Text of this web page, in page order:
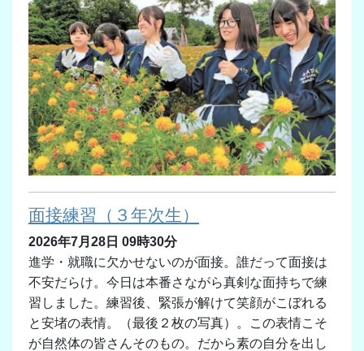
面接練習（３年次生）
2026年7月28日 09時30分
進学・就職に欠かせないのが面接。誰だって面接は
不安だらけ。今日は本番さながら真剣な面持ちで練
習しました。練習後、緊張が解けて笑顔がこぼれる
と安堵の表情。（最後２枚の写真）。この表情こそ
が自然体の皆さんそのもの。だから素の自分を出し